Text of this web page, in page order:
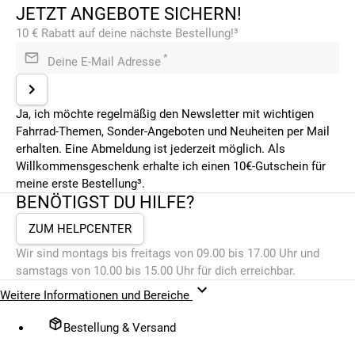
JETZT ANGEBOTE SICHERN!
10 € Rabatt auf deine nächste Bestellung!³
Deine E-Mail Adresse *
Ja, ich möchte regelmäßig den Newsletter mit wichtigen
Fahrrad-Themen, Sonder-Angeboten und Neuheiten per Mail
erhalten. Eine Abmeldung ist jederzeit möglich. Als
Willkommensgeschenk erhalte ich einen 10€-Gutschein für
meine erste Bestellung³.
BENÖTIGST DU HILFE?
ZUM HELPCENTER
Wir sind montags bis freitags von 09.00 bis 17.00 Uhr und
samstags von 10.00 bis 15.00 Uhr für dich erreichbar.
Weitere Informationen und Bereiche
Bestellung & Versand